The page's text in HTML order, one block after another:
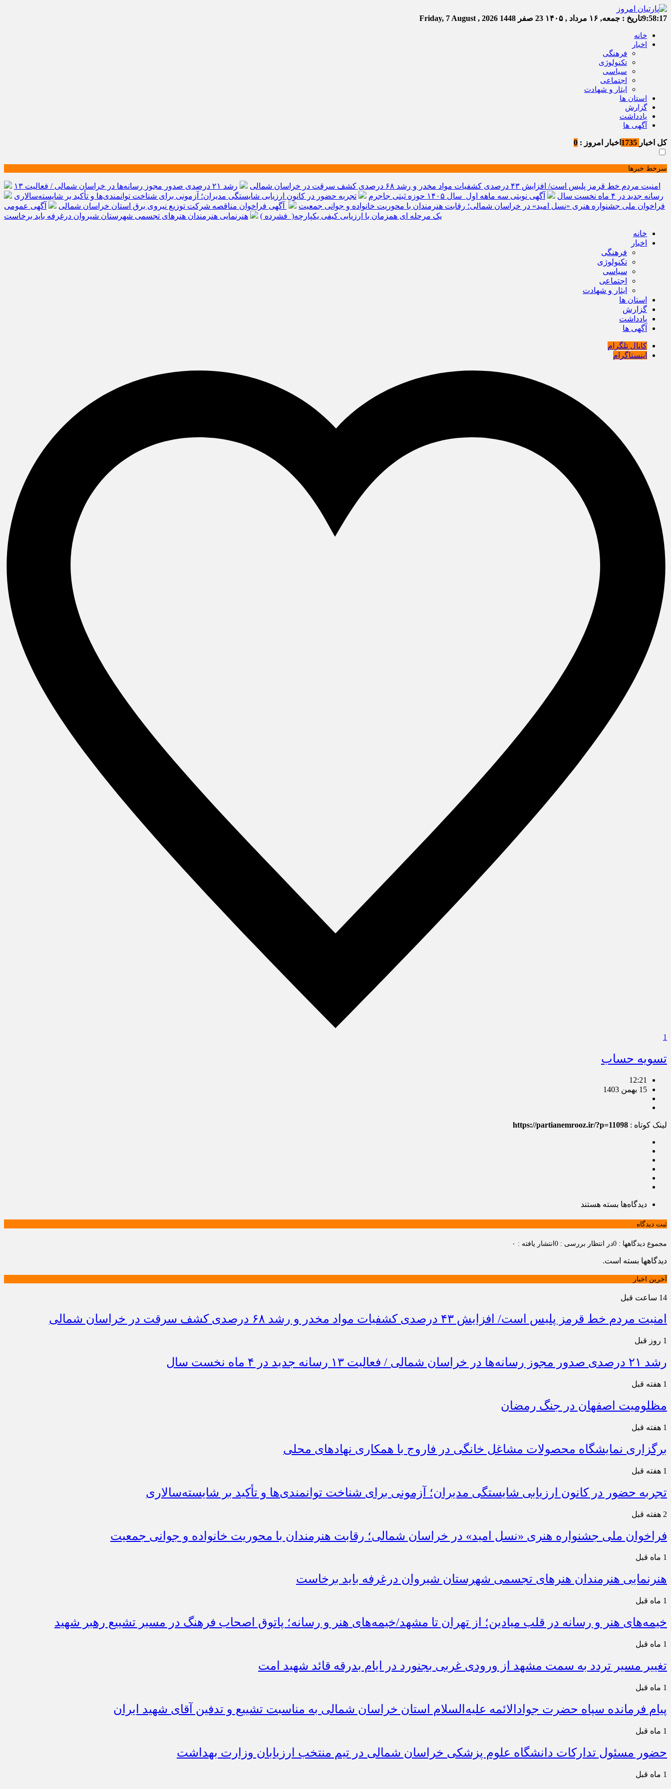
9:58:18تاریخ : جمعه, ۱۶ مرداد , ۱۴۰۵ 23 صفر 1448
خانه
اخبار
فرهنگی
تکنولوژی
سیاسی
اجتماعی
ایثار و شهادت
استان ها
گزارش
یادداشت
آگهی ها
کل اخبار اخبار امروز : 0
سرخط خبرها
امنیت مردم خط قرمز پلیس است/ افزایش ۴۳ درصدی کشفیات مواد مخدر و رشد ۶۸ درصدی کشف سرقت در خراسان شمالی
رشد ۲۱ درصدی صدور مجوز رسانه‌ها در خراسان شمالی / فعالیت ۱۳
رسانه جدید در ۴ ماه نخست سال
آگهی نوبتی سه ماهه اول سال ۱۴۰۵ حوزه ثبتی جاجرم
تجربه حضور در کانون ارزیابی شایستگی مدیران؛ آزمونی برای شناخت توانمندی‌ها و تأکید بر شایسته‌سالاری
فراخوان ملی جشنواره هنری «نسل امید» در خراسان شمالی؛ رقابت هنرمندان با محوریت خانواده و جوانی جمعیت
آگهی فراخوان مناقصه شرکت توزیع نیروی برق استان خراسان شمالی
آگهی عمومی
یک مرحله ای همزمان با ارزیابی کیفی یکپارچه( فشرده )
هنرنمایی هنرمندان هنرهای تجسمی شهرستان شیروان درغرفه باید برخاست
خانه
اخبار
فرهنگی
تکنولوژی
سیاسی
اجتماعی
ایثار و شهادت
استان ها
گزارش
یادداشت
آگهی ها
کانال تلگرام
اینستاگرام
1
تسویه حساب
12:21
15 بهمن 1403
لینک کوتاه : https://partianemrooz.ir/?p=11098
دیدگاه‌ها برای
بسته هستند
ثبت دیدگاه
مجموع دیدگاهها : 0 در انتظار بررسی : 0 انتشار یافته : ۰
دیدگاهها بسته است.
آخرین اخبار
14 ساعت قبل
امنیت مردم خط قرمز پلیس است/ افزایش ۴۳ درصدی کشفیات مواد مخدر و رشد ۶۸ درصدی کشف سرقت در خراسان شمالی
1 روز قبل
رشد ۲۱ درصدی صدور مجوز رسانه‌ها در خراسان شمالی / فعالیت ۱۳ رسانه جدید در ۴ ماه نخست سال
1 هفته قبل
مظلومیت اصفهان در جنگ رمضان
1 هفته قبل
برگزاری نمایشگاه محصولات مشاغل خانگی در فاروج با همکاری نهادهای محلی
1 هفته قبل
تجربه حضور در کانون ارزیابی شایستگی مدیران؛ آزمونی برای شناخت توانمندی‌ها و تأکید بر شایسته‌سالاری
2 هفته قبل
فراخوان ملی جشنواره هنری «نسل امید» در خراسان شمالی؛ رقابت هنرمندان با محوریت خانواده و جوانی جمعیت
1 ماه قبل
هنرنمایی هنرمندان هنرهای تجسمی شهرستان شیروان درغرفه باید برخاست
1 ماه قبل
خیمه‌های هنر و رسانه در قلب میادین؛ از تهران تا مشهد/خیمه‌های هنر و رسانه؛ پاتوق اصحاب فرهنگ در مسیر تشییع رهبر شهید
1 ماه قبل
تغییر مسیر تردد به سمت مشهد از ورودی غربی بجنورد در ایام بدرقه قائد شهید امت
1 ماه قبل
پیام فرمانده سپاه حضرت جوادالائمه علیه‌السلام استان خراسان شمالی به مناسبت تشییع و تدفین آقای شهید ایران
1 ماه قبل
حضور مسئول تدارکات دانشگاه علوم پزشکی خراسان شمالی در تیم منتخب ارزیابان وزارت بهداشت
1 ماه قبل